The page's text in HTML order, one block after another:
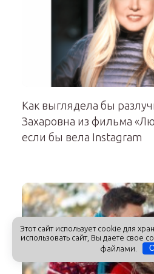
Как выглядела бы
Захаровна из фильма
если бы вела Instagram
Этот сайт использует cookie для
использовать сайт, Вы даете свое
файлами.